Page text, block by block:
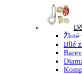
Žluté
Bílé